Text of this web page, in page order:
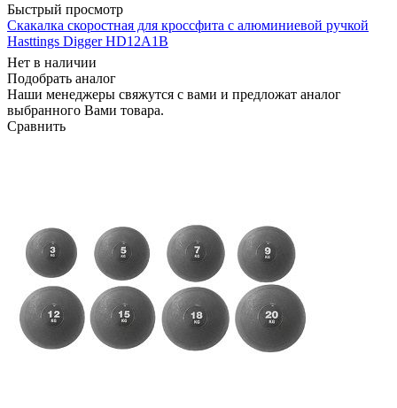
Быстрый просмотр
Скакалка скоростная для кроссфита с алюминиевой ручкой
Hasttings Digger HD12A1B
Нет в наличии
Подобрать аналог
Наши менеджеры свяжутся с вами и предложат аналог
выбранного Вами товара.
Сравнить